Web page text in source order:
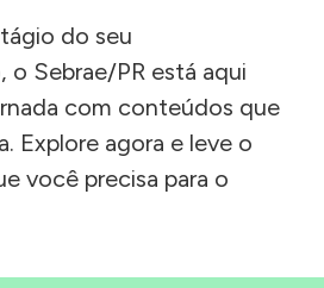
do seu
o Sebrae/PR está aqui
com conteúdos que
Explore agora e leve o
você precisa para o